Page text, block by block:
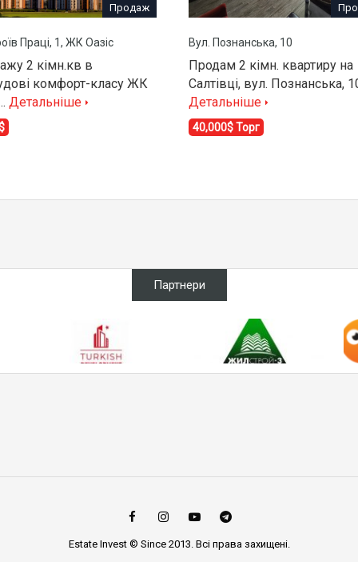
Продаж
Праці, 1, ЖК Оазіс
2 кімн.кв в
комфорт-класу ЖК
Детальніше
Вул. Познанська, 10
Продам 2 кімн. квартиру на
Салтівці, вул. Познанська,
Детальніше
40,000$ Торг
Партнери
Estate Invest © Since 2013. Всі права захищені.